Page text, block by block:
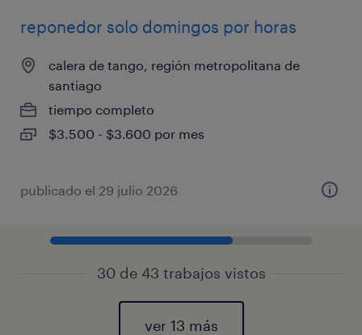
reponedor solo domingos por horas
calera de tango, región metropolitana de
santiago
tiempo completo
$3.500 - $3.600 por mes
publicado el 29 julio 2026
30 de 43 trabajos vistos
ver 13 más